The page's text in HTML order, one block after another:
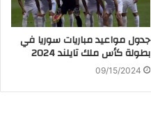
جدول مواعيد مباريات سوريا في
بطولة كأس ملك تايلند 2024
09/15/2024